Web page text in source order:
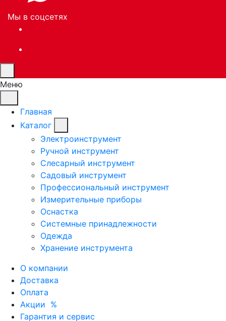
Мы в соцсетях
Меню
Главная
Каталог
Электроинструмент
Ручной инструмент
Слесарный инструмент
Садовый инструмент
Профессиональный инструмент
Измерительные приборы
Оснастка
Системные принадлежности
Одежда
Хранение инструмента
О компании
Доставка
Оплата
Акции %
Гарантия и сервис